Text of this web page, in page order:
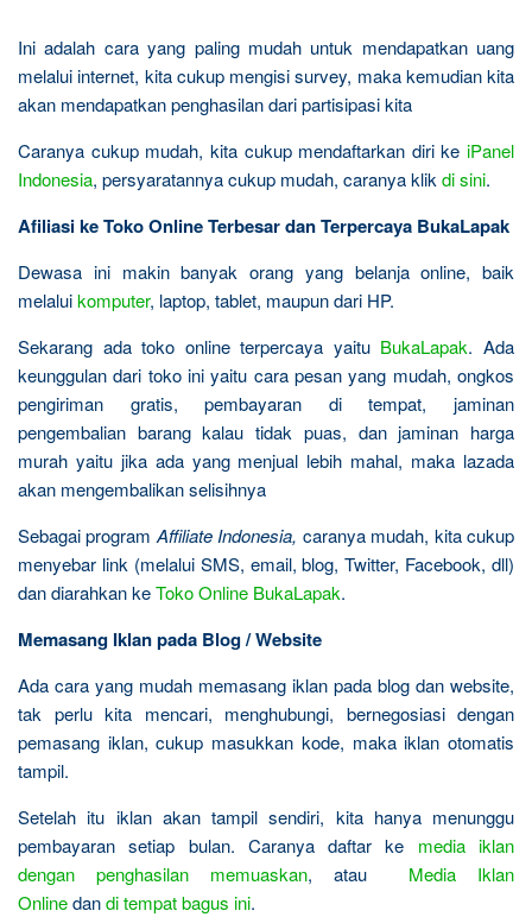
Ini adalah cara yang paling mudah untuk mendapatkan uang
melalui internet, kita cukup mengisi survey, maka kemudian kita
akan mendapatkan penghasilan dari partisipasi kita
Caranya cukup mudah, kita cukup mendaftarkan diri ke iPanel
Indonesia, persyaratannya cukup mudah, caranya klik di sini.
Afiliasi ke Toko Online Terbesar dan Terpercaya BukaLapak
Dewasa ini makin banyak orang yang belanja online, baik
melaluikomputer, laptop, tablet, maupun dari HP.
Sekarang ada toko online terpercaya yaitu BukaLapak. Ada
keunggulan dari toko ini yaitu cara pesan yang mudah, ongkos
pengiriman gratis, pembayaran di tempat, jaminan
pengembalian barang kalau tidak puas, dan jaminan harga
murah yaitu jika ada yang menjual lebih mahal, maka lazada
akan mengembalikan selisihnya
Sebagai program Affiliate Indonesia, caranya mudah, kita cukup
menyebar link (melalui SMS, email, blog, Twitter, Facebook, dll)
dan diarahkan keToko Online BukaLapak.
Memasang Iklan pada Blog / Website
Ada cara yang mudah memasang iklan pada blog dan website,
tak perlu kita mencari, menghubungi, bernegosiasi dengan
pemasang iklan, cukup masukkan kode, maka iklan otomatis
tampil.
Setelah itu iklan akan tampil sendiri, kita hanya menunggu
pembayaran setiap bulan. Caranya daftar ke media iklan
dengan penghasilan memuaskan, atau Media Iklan
Onlinedandi tempat bagus ini.